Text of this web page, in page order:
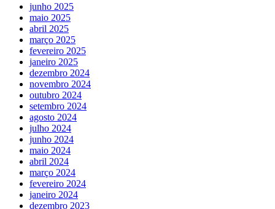
junho 2025
maio 2025
abril 2025
março 2025
fevereiro 2025
janeiro 2025
dezembro 2024
novembro 2024
outubro 2024
setembro 2024
agosto 2024
julho 2024
junho 2024
maio 2024
abril 2024
março 2024
fevereiro 2024
janeiro 2024
dezembro 2023